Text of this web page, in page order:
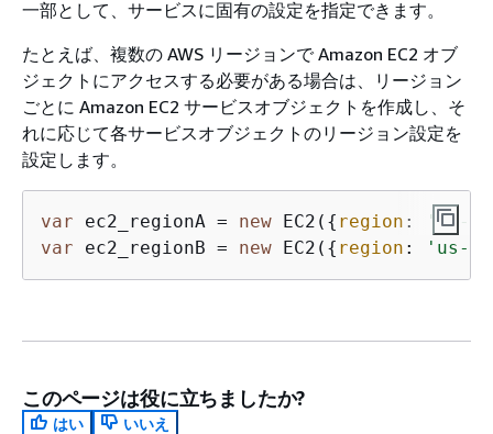
一部として、サービスに固有の設定を指定できます。
たとえば、複数の AWS リージョンで Amazon EC2 オブ
ジェクトにアクセスする必要がある場合は、リージョン
ごとに Amazon EC2 サービスオブジェクトを作成し、そ
れに応じて各サービスオブジェクトのリージョン設定を
設定します。
var ec2_regionA = new EC2( { region :
'ap-
var ec2_regionB = new EC2( { region : 'us-
このページは役に立ちましたか?
はい
いいえ